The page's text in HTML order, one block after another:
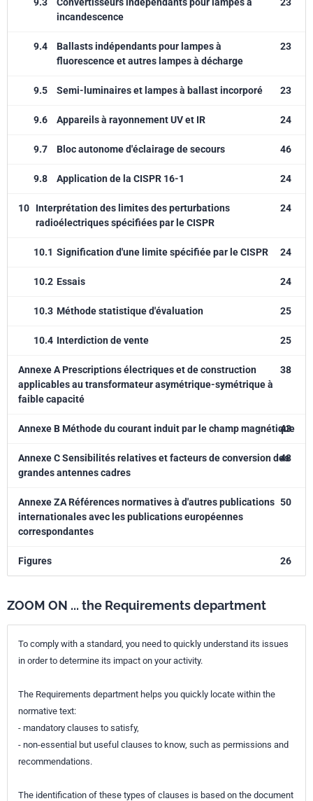
incandescence
9.4
Ballasts indépendants pour lampes à
fluorescence et autres lampes à décharge
23
9.5 Semi-luminaires et lampes à ballast incorporé 23
9.6 Appareils à rayonnement UV et IR 24
9.7 Bloc autonome d'éclairage de secours 46
9.8 Application de la CISPR 16-1 24
10
Interprétation des limites des perturbations
radioélectriques spécifiées par le CISPR
24
10.1 Signification d'une limite spécifiée par le CISPR 24
10.2 Essais 24
10.3 Méthode statistique d'évaluation 25
10.4 Interdiction de vente 25
Annexe A Prescriptions électriques et de construction
applicables au transformateur asymétrique-symétrique à
faible capacité
38
Annexe B Méthode du courant induit par le champ magnétique
43
Annexe C Sensibilités relatives et facteurs de conversion des
grandes antennes cadres
48
Annexe ZA Références normatives à d'autres publications
internationales avec les publications européennes
correspondantes
50
Figures 26
ZOOM ON ... the Requirements department
To comply with a standard, you need to quickly understand its issues
in order to determine its impact on your activity.
The Requirements department helps you quickly locate within the
normative text:
- mandatory clauses to satisfy,
- non-essential but useful clauses to know, such as permissions and
recommendations.
The identification of these types of clauses is based on the document